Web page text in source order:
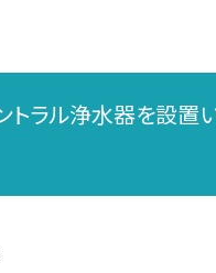
トラル浄水器を設置